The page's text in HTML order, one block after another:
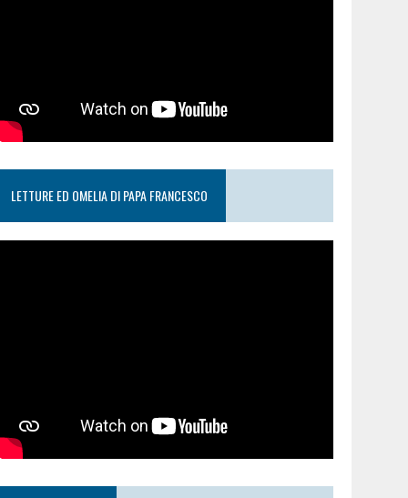
LETTURE ED OMELIA DI PAPA FRANCESCO